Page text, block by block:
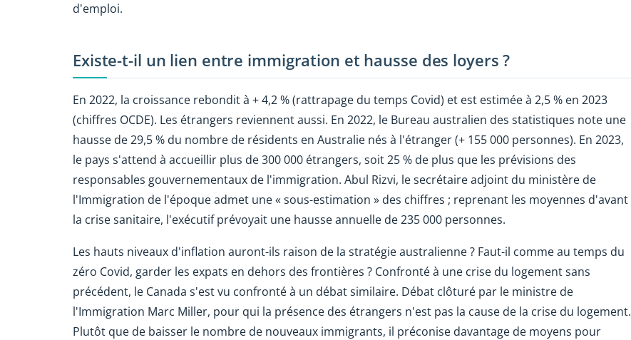
d'emploi.
Existe-t-il un lien entre immigration et hausse des loyers ?
En 2022, la croissance rebondit à + 4,2 % (rattrapage du temps Covid) et est estimée à 2,5 % en 2023
(chiffres OCDE). Les étrangers reviennent aussi. En 2022, le Bureau australien des statistiques note une
hausse de 29,5 % du nombre de résidents en Australie nés à l'étranger (+ 155 000 personnes). En 2023,
le pays s'attend à accueillir plus de 300 000 étrangers, soit 25 % de plus que les prévisions des
responsables gouvernementaux de l'immigration. Abul Rizvi, le secrétaire adjoint du ministère de
l'Immigration de l'époque admet une « sous-estimation » des chiffres ; reprenant les moyennes d'avant
la crise sanitaire, l'exécutif prévoyait une hausse annuelle de 235 000 personnes.
Les hauts niveaux d'inflation auront-ils raison de la stratégie australienne ? Faut-il comme au temps du
zéro Covid, garder les expats en dehors des frontières ? Confronté à une crise du logement sans
précédent, le Canada s'est vu confronté à un débat similaire. Débat clôturé par le ministre de
l'Immigration Marc Miller, pour qui la présence des étrangers n'est pas la cause de la crise du logement.
Plutôt que de baisser le nombre de nouveaux immigrants, il préconise davantage de moyens pour